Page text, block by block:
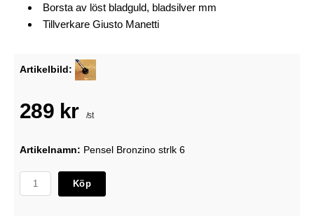
Borsta av löst bladguld, bladsilver mm
Tillverkare Giusto Manetti
Artikelbild:
289 kr /st
Artikelnamn: Pensel Bronzino strlk 6
Köp